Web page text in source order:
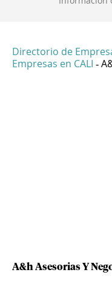
Directorio de
Empresas en CALI -
A&h Asesorias Y